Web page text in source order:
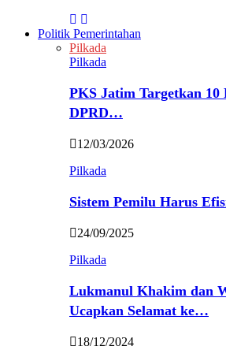
Politik Pemerintahan
Pilkada
Pilkada
PKS Jatim Targetkan 10
DPRD…
12/03/2026
Pilkada
Sistem Pemilu Harus
24/09/2025
Pilkada
Lukmanul Khakim dan
Ucapkan Selamat ke…
18/12/2024